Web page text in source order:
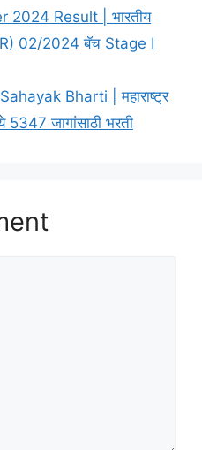
2024 Result | भारतीय
02/2024 बॅच Stage I
Bharti | महाराष्ट्र
5347 जागांसाठी भरती